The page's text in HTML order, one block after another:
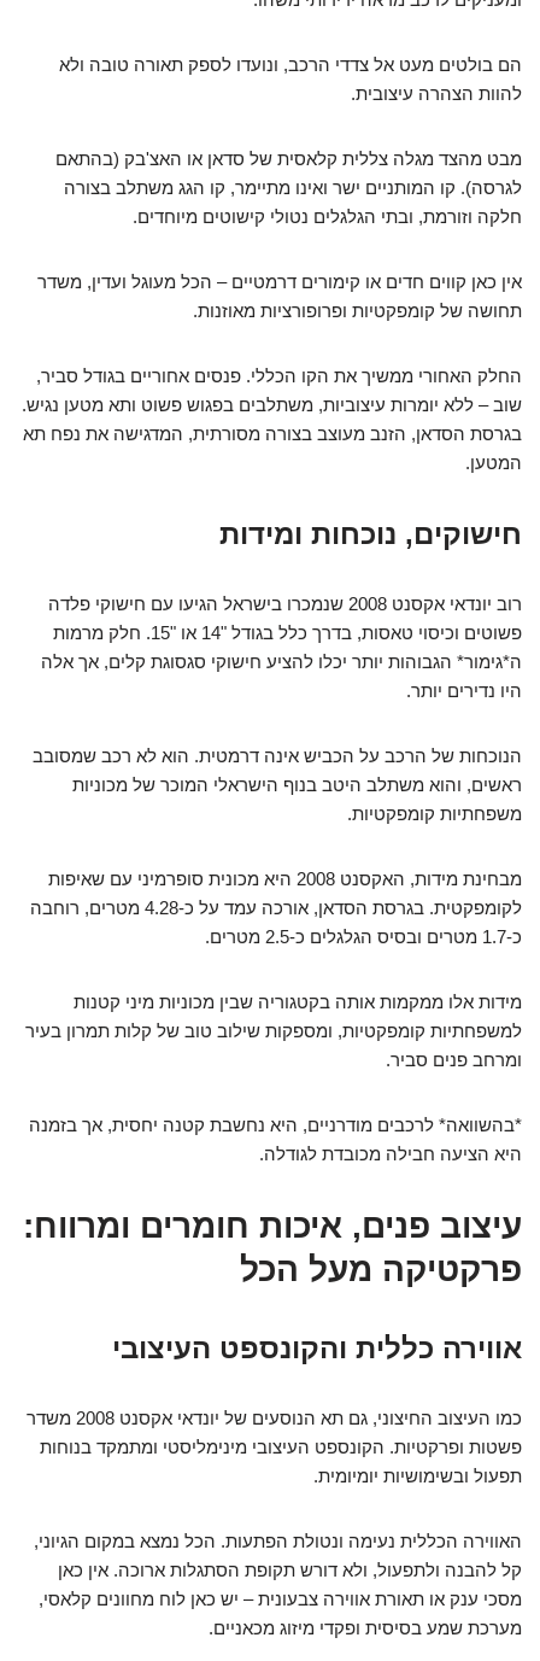
הם בולטים מעט אל צדדי הרכב, ונועדו לספק תאורה טובה ולא
להוות הצהרה עיצובית.
מבט מהצד מגלה צללית קלאסית של סדאן או האצ'בק (בהתאם
לגרסה). קו המותניים ישר ואינו מתיימר, קו הגג משתלב בצורה
חלקה וזורמת, ובתי הגלגלים נטולי קישוטים מיוחדים.
אין כאן קווים חדים או קימורים דרמטיים – הכל מעוגל ועדין, משדר
תחושה של קומפקטיות ופרופורציות מאוזנות.
החלק האחורי ממשיך את הקו הכללי. פנסים אחוריים בגודל סביר,
שוב – ללא יומרות עיצוביות, משתלבים בפגוש פשוט ותא מטען נגיש.
בגרסת הסדאן, הזנב מעוצב בצורה מסורתית, המדגישה את נפח תא
המטען.
חישוקים, נוכחות ומידות
רוב יונדאי אקסנט 2008 שנמכרו בישראל הגיעו עם חישוקי פלדה
פשוטים וכיסוי טאסות, בדרך כלל בגודל "14 או "15. חלק מרמות
ה*גימור* הגבוהות יותר יכלו להציע חישוקי סגסוגת קלים, אך אלה
היו נדירים יותר.
הנוכחות של הרכב על הכביש אינה דרמטית. הוא לא רכב שמסובב
ראשים, והוא משתלב היטב בנוף הישראלי המוכר של מכוניות
משפחתיות קומפקטיות.
מבחינת מידות, האקסנט 2008 היא מכונית סופרמיני עם שאיפות
לקומפקטית. בגרסת הסדאן, אורכה עמד על כ-4.28 מטרים, רוחבה
כ-1.7 מטרים ובסיס הגלגלים כ-2.5 מטרים.
מידות אלו ממקמות אותה בקטגוריה שבין מכוניות מיני קטנות
למשפחתיות קומפקטיות, ומספקות שילוב טוב של קלות תמרון בעיר
ומרחב פנים סביר.
*בהשוואה* לרכבים מודרניים, היא נחשבת קטנה יחסית, אך בזמנה
היא הציעה חבילה מכובדת לגודלה.
עיצוב פנים, איכות חומרים ומרווח:
פרקטיקה מעל הכל
אווירה כללית והקונספט העיצובי
כמו העיצוב החיצוני, גם תא הנוסעים של יונדאי אקסנט 2008 משדר
פשטות ופרקטיות. הקונספט העיצובי מינימליסטי ומתמקד בנוחות
תפעול ובשימושיות יומיומית.
האווירה הכללית נעימה ונטולת הפתעות. הכל נמצא במקום הגיוני,
קל להבנה ולתפעול, ולא דורש תקופת הסתגלות ארוכה. אין כאן
מסכי ענק או תאורת אווירה צבעונית – יש כאן לוח מחוונים קלאסי,
מערכת שמע בסיסית ופקדי מיזוג מכאניים.